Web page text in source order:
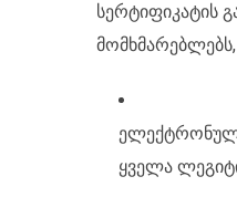
სერტიფიკატის
ყველა